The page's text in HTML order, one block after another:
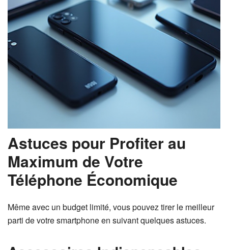
Astuces pour Profiter au
Maximum de Votre
Téléphone Économique
Même avec un budget limité, vous pouvez tirer le meilleur
parti de votre smartphone en suivant quelques astuces.